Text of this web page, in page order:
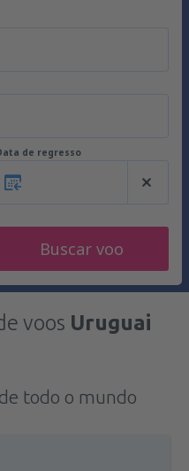
de regresso
Buscar voo
voos Uruguai
todo o mundo